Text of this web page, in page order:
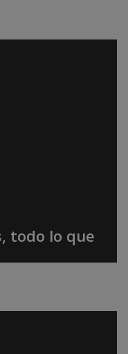
todo lo que